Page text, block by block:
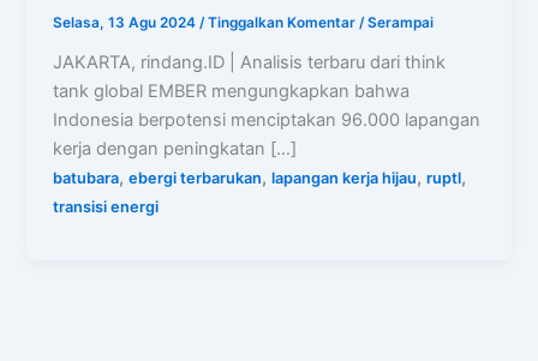
Selasa, 13 Agu 2024/Tinggalkan Komentar /Serampai
JAKARTA, rindang.ID | Analisis terbaru dari think
tank global EMBER mengungkapkan bahwa
Indonesia berpotensi menciptakan 96.000 lapangan
kerja dengan peningkatan […]
batubara,ebergi terbarukan,lapangan kerja hijau,ruptl,
transisi energi